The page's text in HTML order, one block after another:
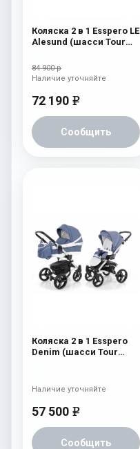
Коляска 2 в 1 Esspero LE
Alesund (шасси Tour
84 900 р
72 190 e
Сообщить
Наличие уточняйте
Коляска 2 в 1 Esspero
Denim (шасси Tour
57 500 e
Сообщить
Наличие уточняйте